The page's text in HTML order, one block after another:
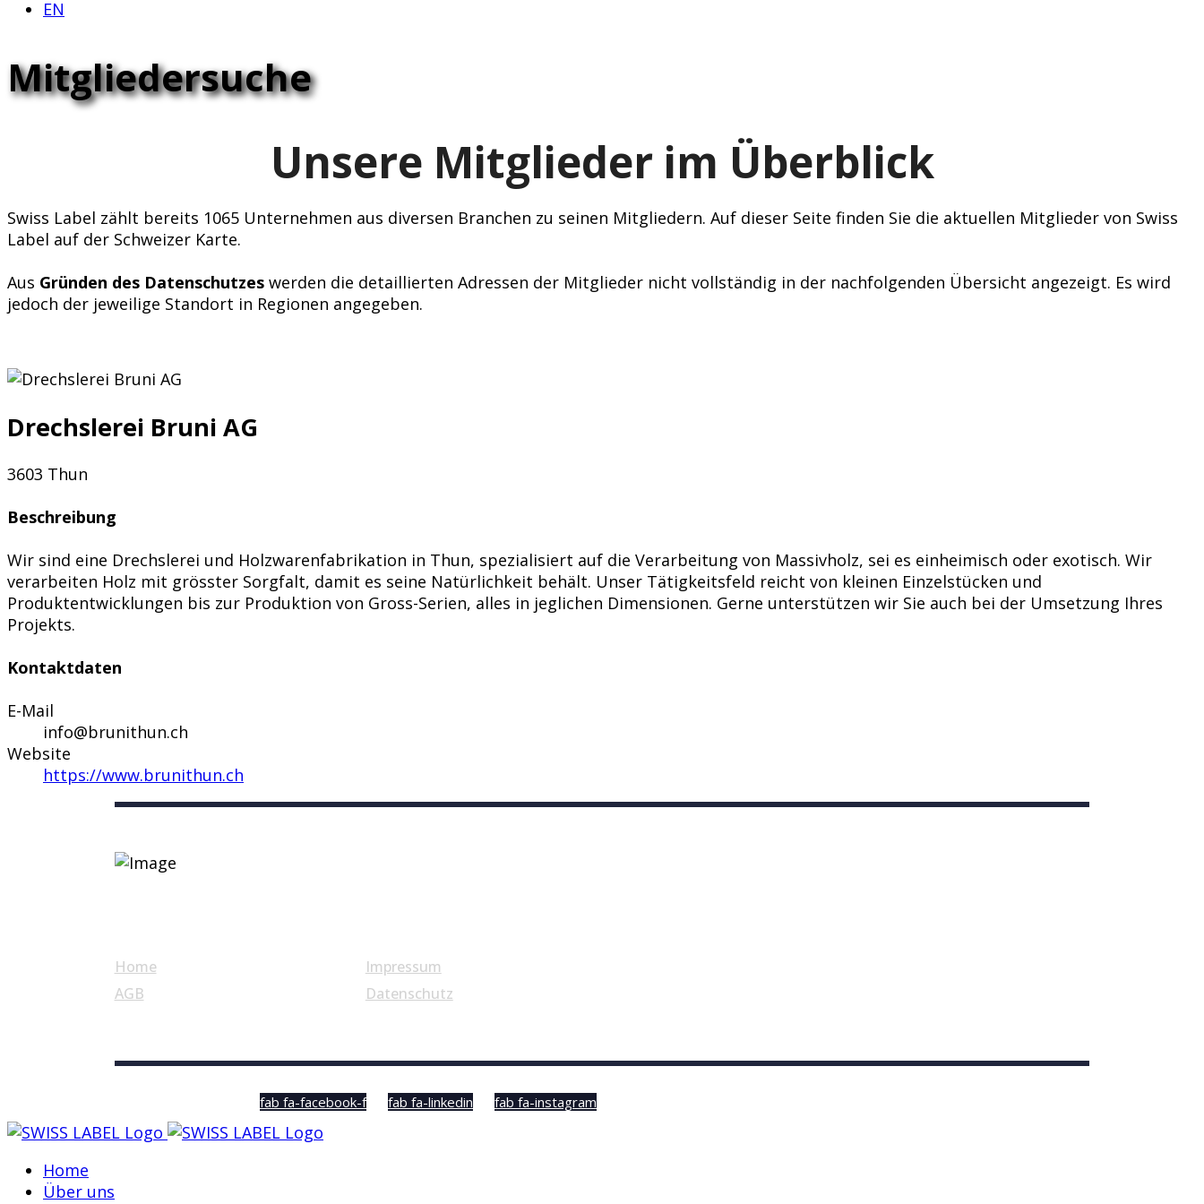
EN
Mitgliedersuche
Unsere Mitglieder im Überblick
Swiss Label zählt bereits 1065 Unternehmen aus diversen Branchen zu seinen Mitgliedern. Auf dieser Seite finden Sie die aktuellen Mitglieder von Swiss
Label auf der Schweizer Karte.
Aus Gründen des Datenschutzes werden die detaillierten Adressen der Mitglieder nicht vollständig in der nachfolgenden Übersicht angezeigt. Es wird
jedoch der jeweilige Standort in Regionen angegeben.
Drechslerei Bruni AG
3603 Thun
Beschreibung
Wir sind eine Drechslerei und Holzwarenfabrikation in Thun, spezialisiert auf die Verarbeitung von Massivholz, sei es einheimisch oder exotisch. Wir
verarbeiten Holz mit grösster Sorgfalt, damit es seine Natürlichkeit behält. Unser Tätigkeitsfeld reicht von kleinen Einzelstücken und
Produktentwicklungen bis zur Produktion von Gross-Serien, alles in jeglichen Dimensionen. Gerne unterstützen wir Sie auch bei der Umsetzung Ihres
Projekts.
Kontaktdaten
E-Mail
info@brunithun.ch
Website
https://www.brunithun.ch
Home
AGB
Impressum
Datenschutz
fab fa-facebook-f fab fa-linkedin fab fa-instagram
Home
Über uns